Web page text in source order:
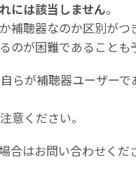
には該当しません。
補聴器なのか区別が
が困難であることも
らが補聴器ユーザー
意ください。
はお問い合わせくだ